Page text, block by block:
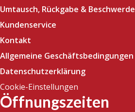
Umtausch, Rückgabe & Beschwerde
Kundenservice
Kontakt
Allgemeine Geschäftsbedingungen
Datenschutzerklärung
Cookie-Einstellungen
Öffnungszeiten